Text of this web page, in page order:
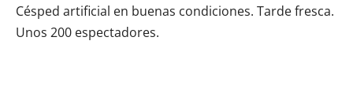
Césped artificial en buenas condiciones. Tarde fresca.
Unos 200 espectadores.